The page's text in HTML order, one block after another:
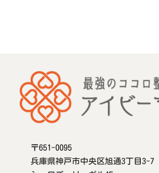
〒651-0095
兵庫県神戸市中央区旭通3丁目3-7